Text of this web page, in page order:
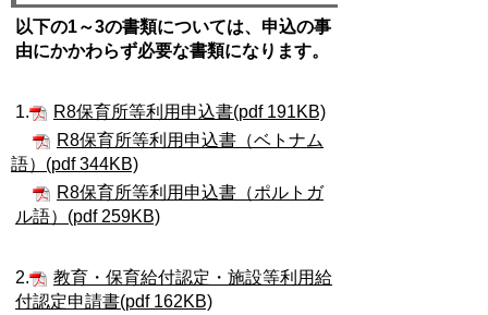
以下の1～3の書類については、申込の事
由にかかわらず必要な書類になります。
1.
R8保育所等利用申込書(pdf 191KB)
R8保育所等利用申込書（ベトナム
語）(pdf 344KB)
R8保育所等利用申込書（ポルトガ
ル語）(pdf 259KB)
2.
教育・保育給付認定・施設等利用給
付認定申請書(pdf 162KB)